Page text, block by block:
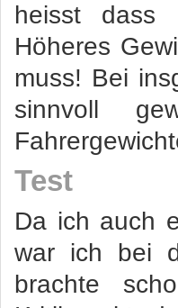
heisst dass
Höheres
muss! Bei
sinnvoll
Test
Da ich auch
war ich bei
brachte